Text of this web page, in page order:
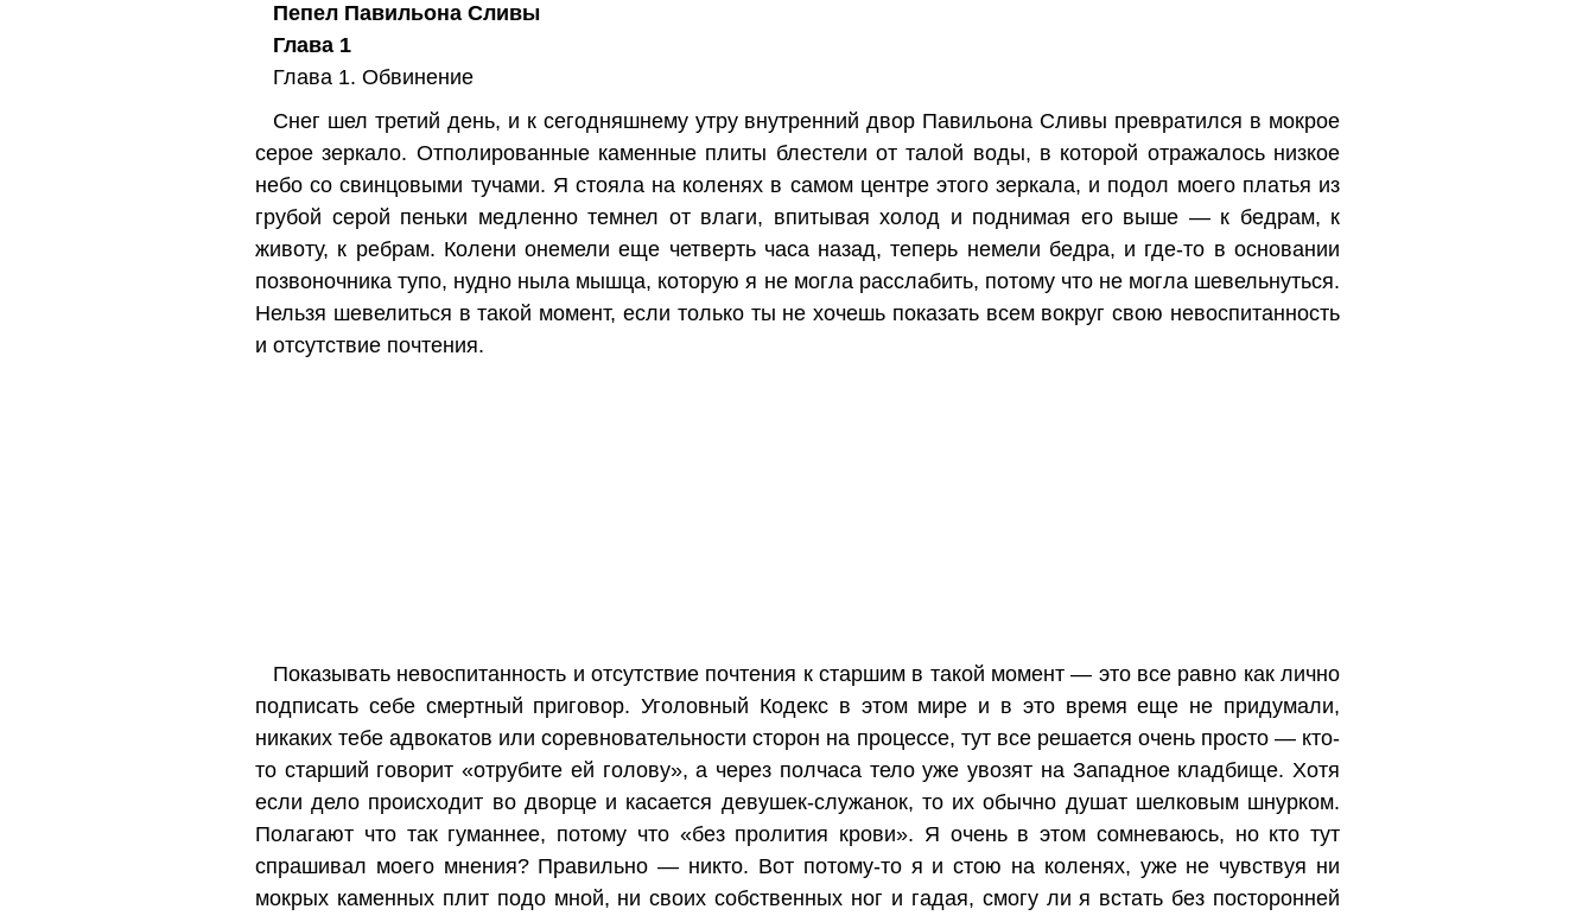
Пепел Павильона Сливы
Глава 1
Глава 1. Обвинение
Снег шел третий день, и к сегодняшнему утру внутренний двор Павильона Сливы превратился в мокрое
серое зеркало. Отполированные каменные плиты блестели от талой воды, в которой отражалось низкое
небо со свинцовыми тучами. Я стояла на коленях в самом центре этого зеркала, и подол моего платья из
грубой серой пеньки медленно темнел от влаги, впитывая холод и поднимая его выше — к бедрам, к
животу, к ребрам. Колени онемели еще четверть часа назад, теперь немели бедра, и где-то в основании
позвоночника тупо, нудно ныла мышца, которую я не могла расслабить, потому что не могла шевельнуться.
Нельзя шевелиться в такой момент, если только ты не хочешь показать всем вокруг свою невоспитанность
и отсутствие почтения.
Показывать невоспитанность и отсутствие почтения к старшим в такой момент — это все равно как лично
подписать себе смертный приговор. Уголовный Кодекс в этом мире и в это время еще не придумали,
никаких тебе адвокатов или соревновательности сторон на процессе, тут все решается очень просто — кто-
то старший говорит «отрубите ей голову», а через полчаса тело уже увозят на Западное кладбище. Хотя
если дело происходит во дворце и касается девушек-служанок, то их обычно душат шелковым шнурком.
Полагают что так гуманнее, потому что «без пролития крови». Я очень в этом сомневаюсь, но кто тут
спрашивал моего мнения? Правильно — никто. Вот потому-то я и стою на коленях, уже не чувствуя ни
мокрых каменных плит подо мной, ни своих собственных ног и гадая, смогу ли я встать без посторонней